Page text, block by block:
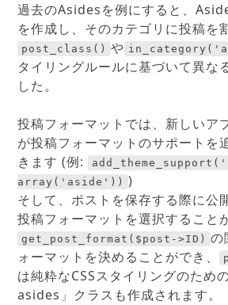
過去のAsidesを例にすると、
を作成し、そのカテゴリに投稿を
post_class() や
タイリングルールに基づいて異な
した。
投稿フォーマットでは、新しいア
が投稿フォーマットのサポートを
きます (例:
array('aside'))
)
そして、ポストを保存する際に公
投稿フォーマットを選択すること
get_post_format($post->ID)
の
ォーマットを決めることができ、
は純粋なCSSスタイリングのた
asides」クラスも作成されます。